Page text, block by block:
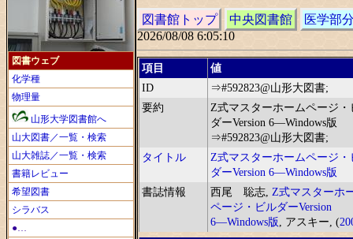
図書ウェブ
化学種
物理量
山形大学図書館へ
山大図書／一覧・検索
山大雑誌／一覧・検索
書籍レビュー
希望図書
シラバス
●…
図書館トップ 中央図書館
医学部
2026/08/08 6:05:10
項目
値
ID
⇒#592823@山形大図書;
要約
Z式マスターホームページ・
ダーVersion 6―Windows版
⇒#592823@山形大図書;
タイトル
Z式マスターホームページ・
ダーVersion 6―Windows版
書誌情報
西尾 聡志, Z式マスターホ
ページ・ビルダーVersion
6―Windows版 , アスキー, (